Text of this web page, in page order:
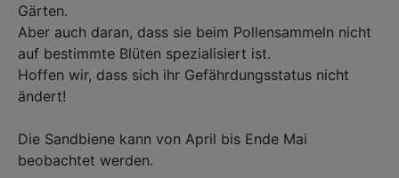
Gärten.⁣
Aber auch daran, dass sie beim Pollensammeln nicht
auf bestimmte Blüten spezialisiert ist.⁣
Hoffen wir, dass sich ihr Gefährdungsstatus nicht
ändert! ⁣
Die Sandbiene kann von April bis Ende Mai
beobachtet werden.⁣